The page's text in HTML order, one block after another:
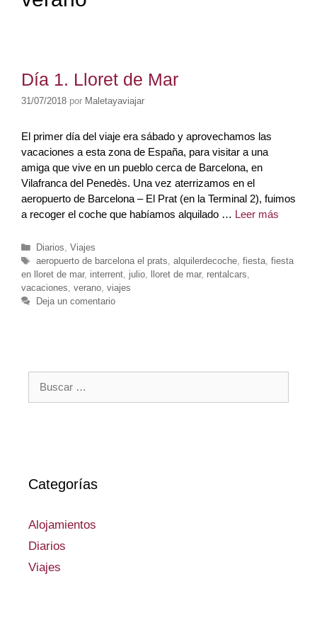
Día 1. Lloret de Mar
31/07/2018 por Maletayaviajar
El primer día del viaje era sábado y aprovechamos las
vacaciones a esta zona de España, para visitar a una
amiga que vive en un pueblo cerca de Barcelona, en
Vilafranca del Penedès. Una vez aterrizamos en el
aeropuerto de Barcelona – El Prat (en la Terminal 2), fuimos
a recoger el coche que habíamos alquilado … Leer más
de
Categorías
Diarios Viajes
Etiquetas
aeropuerto de barcelona el prats alquilerdecoche, fiesta, fiesta
en lloret de mar, interrent julio lloret de mar, rentalcars
vacaciones verano viajes
Deja un comentario
Buscar:
Categorías
Alojamientos
Diarios
Viajes